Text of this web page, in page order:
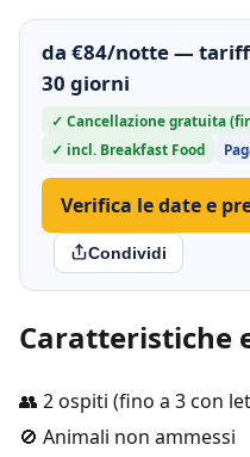
da €84/notte —
30 giorni
✓ Cancellazione gratuita
✓ incl. Breakfast Food
Verifica le date e
Condividi
Caratteristiche
👥 2 ospiti (fino a 3 con
🚫 Animali non ammessi